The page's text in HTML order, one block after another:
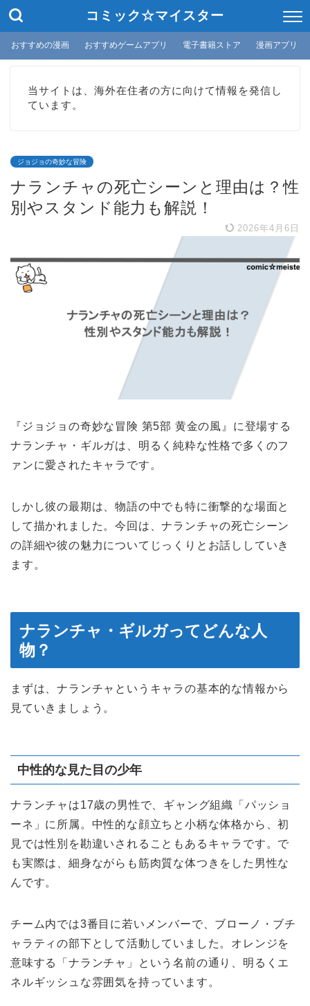
コミック☆マイスター
おすすめの漫画 おすすめゲームアプリ 電子書籍ストア 漫画アプリ
当サイトは、海外在住者の方に向けて情報を発信し
ています。
ジョジョの奇妙な冒険
ナランチャの死亡シーンと理由は？性
別やスタンド能力も解説！
2026年4月6日
『ジョジョの奇妙な冒険 第5部 黄金の風』に登場する
ナランチャ・ギルガは、明るく純粋な性格で多くのフ
ァンに愛されたキャラです。
しかし彼の最期は、物語の中でも特に衝撃的な場面と
して描かれました。今回は、ナランチャの死亡シーン
の詳細や彼の魅力についてじっくりとお話ししていき
ます。
ナランチャ・ギルガってどんな人
物？
まずは、ナランチャというキャラの基本的な情報から
見ていきましょう。
中性的な見た目の少年
ナランチャは17歳の男性で、ギャング組織「パッショ
ーネ」に所属。中性的な顔立ちと小柄な体格から、初
見では性別を勘違いされることもあるキャラです。で
も実際は、細身ながらも筋肉質な体つきをした男性な
んです。
チーム内では3番目に若いメンバーで、ブローノ・ブチ
ャラティの部下として活動していました。オレンジを
意味する「ナランチャ」という名前の通り、明るくエ
ネルギッシュな雰囲気を持っています。